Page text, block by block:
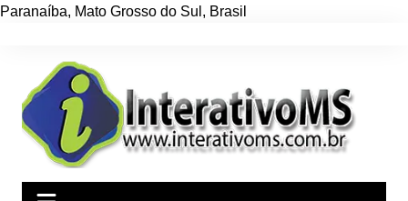
Paranaíba, Mato Grosso do Sul , Brasil
conteúdo